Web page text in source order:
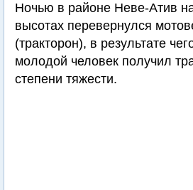
Ночью в районе Неве-Атив
высотах перевернулся
(тракторон), в результате
молодой человек получил
степени тяжести.